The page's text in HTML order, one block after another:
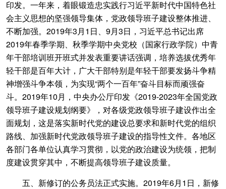
印发。一年来，着眼锻造忠实践行习近平新时代中国特色社
会主义思想的坚强领导集体，党政领导班子建设整体推进、
不断加强。2019年3月1日、9月3日，习近平总书记出席
2019年春季学期、秋季学期中央党校（国家行政学院）中青
年干部培训班开班式并发表重要讲话强调，培养选拔优秀年
轻干部是百年大计，广大干部特别是年轻干部要发扬斗争精
神增强斗争本领，为实现“两个一百年”奋斗目标而顽强奋
斗。2019年10月，中央办公厅印发《2019-2023年全国党政
领导班子建设规划纲要》，对各级党政领导班子建设作出全
面规划，这是落实新时代党的建设总要求和新时代党的组织
路线、加强新时代党政领导班子建设的指导性文件。各地区
各部门各单位认真学习贯彻，以党的政治建设为统领，把制
度建设贯穿其中，不断提高领导班子建设质量。
五、新修订的公务员法正式实施。2019年6月1日，新修